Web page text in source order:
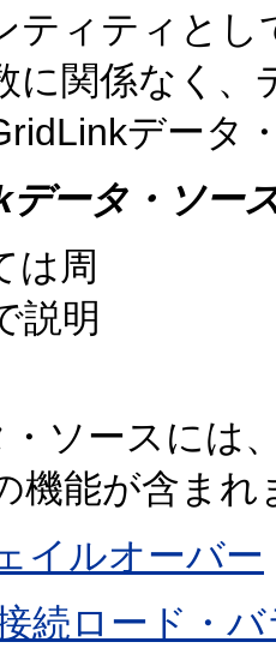
ティティと
に関係なく
データ
ータ・ソー
ソースには
機能が含まれ
イルオーバー
続ロード・